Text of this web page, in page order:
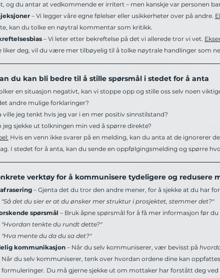
og du antar at vedkommende er irritert – men kanskje var personen
– Vi legger våre egne følelser eller usikkerheter over på andre.
kan du tolke en nøytral kommentar som kritikk.
– Vi leter etter bekreftelse på det vi allerede tror vi vet.
liker deg, vil du være mer tilbøyelig til å tolke nøytrale handlinger som
du kan bli bedre til å stille spørsmål i stedet for å anta
en situasjon negativt, kan vi stoppe opp og stille oss selv noen
andre mulige forklaringer?
ville jeg tenkt hvis jeg var i en mer positiv sinnstilstand?
jeg sjekke ut tolkningen min ved å spørre direkte?
Hvis en venn ikke svarer på en melding, kan du anta at de ignorerer
I stedet for å anta, kan du sende en oppfølgingsmelding og spørre
verktøy for å kommunisere tydeligere og redusere
– Gjenta det du tror den andre mener, for å sjekke at du har
"Så det du sier er at du ønsker mer struktur i prosjektet, stemmer det?"
spørsmål – Bruk åpne spørsmål for å få mer informasjon før
"Hvordan tenkte du rundt dette?"
"Hva mente du da du sa det?"
kommunikasjon – Når du selv kommuniserer, vær bevisst på
Når du selv kommuniserer, tenk over hvordan ordene dine kan
formuleringer. Du må gjerne sjekke ut om mottaker har forstått deg ved